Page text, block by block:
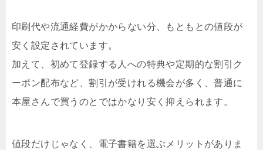
印刷代や流通経費がかからない分、もともとの値段が
安く設定されています。
加えて、初めて登録する人への特典や定期的な割引ク
ーポン配布など、割引が受けれる機会が多く、普通に
本屋さんで買うのとではかなり安く抑えられます。
値段だけじゃなく、電子書籍を選ぶメリットがありま